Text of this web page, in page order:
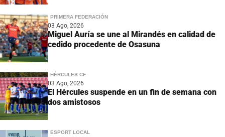
PRIMERA FEDERACIÓN
03 Ago, 2026
Miguel Auría se une al Mirandés en calidad de
cedido procedente de Osasuna
HÉRCULES CF
03 Ago, 2026
El Hércules suspende en un fin de semana con
dos amistosos
ESPORT LOCAL